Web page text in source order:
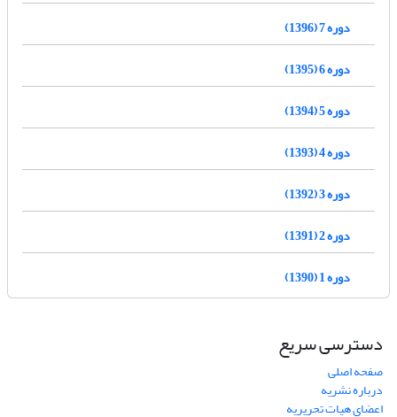
دوره 7 (1396)
دوره 6 (1395)
دوره 5 (1394)
دوره 4 (1393)
دوره 3 (1392)
دوره 2 (1391)
دوره 1 (1390)
دسترسی سریع
صفحه اصلی
درباره نشریه
اعضای هیات تحریریه